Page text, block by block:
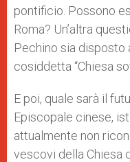
pontificio. Possono
Roma? Un’altra
Pechino sia
cosiddetta “Chiesa
E poi, quale sarà il
Episcopale cinese,
attualmente non
vescovi della Chiesa